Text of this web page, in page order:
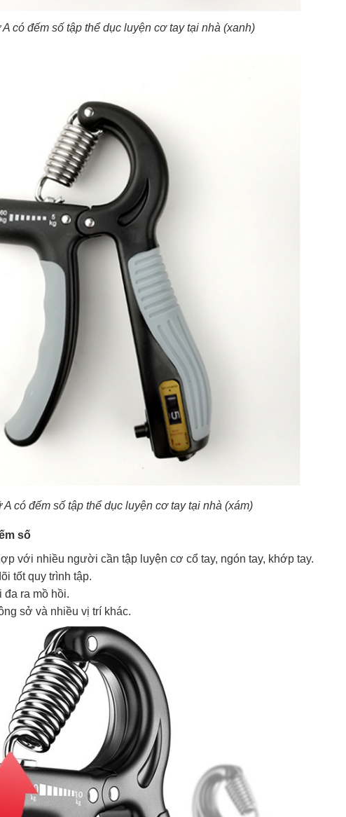
có đếm số tập thể dục luyện cơ tay tại nhà (xanh)
có đếm số tập thể dục luyện cơ tay tại nhà (xám)
số
với nhiều người cần tập luyện cơ cổ tay, ngón tay, khớp tay.
tốt quy trình tập.
đa ra mồ hồi.
sở và nhiều vị trí khác.